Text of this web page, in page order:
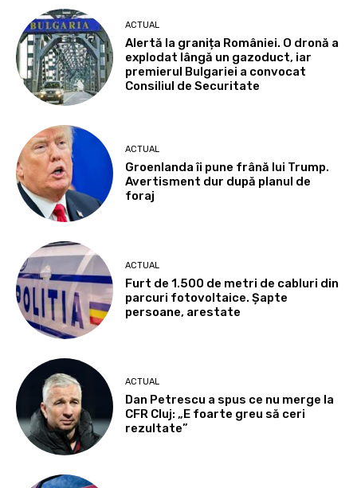
ACTUAL
Alertă la granița României. O dronă a
explodat lângă un gazoduct, iar
premierul Bulgariei a convocat
Consiliul de Securitate
ACTUAL
Groenlanda îi pune frână lui Trump.
Avertisment dur după planul de
foraj
ACTUAL
Furt de 1.500 de metri de cabluri din
parcuri fotovoltaice. Șapte
persoane, arestate
ACTUAL
Dan Petrescu a spus ce nu merge la
CFR Cluj: „E foarte greu să ceri
rezultate”